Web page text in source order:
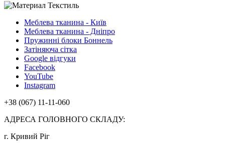
Меблева тканина - Київ
Меблева тканина - Дніпро
Пружинні блоки Боннель
Затіняюча сітка
Google відгуки
Facebook
YouTube
Instagram
+38 (067) 11-11-060
АДРЕСА ГОЛОВНОГО СКЛАДУ:
г. Кривий Ріг